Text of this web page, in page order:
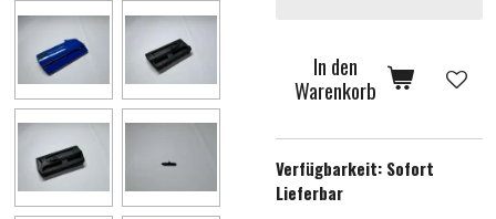
In den
Warenkorb
Verfügbarkeit: Sofort
Lieferbar